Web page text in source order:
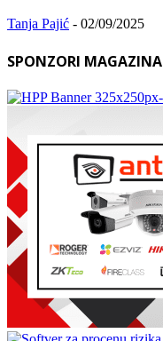
Tanja Pajić - 02/09/2025
SPONZORI MAGAZINA